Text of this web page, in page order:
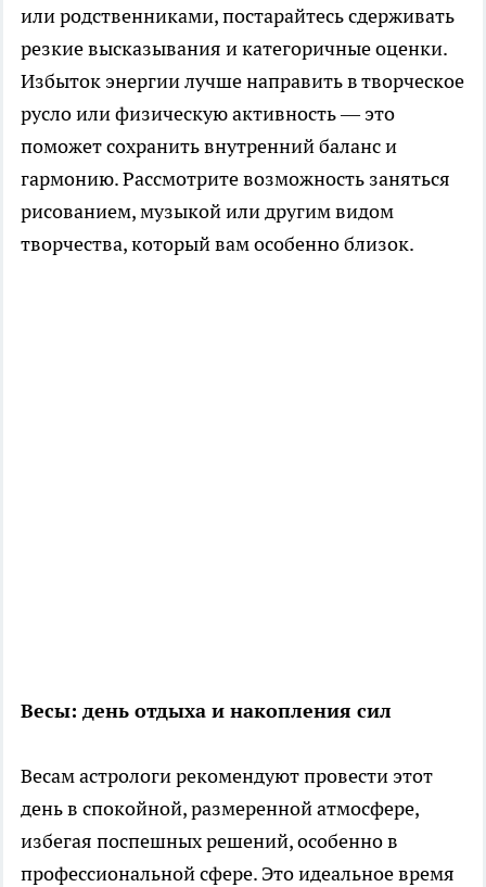
или родственниками, постарайтесь сдерживать
резкие высказывания и категоричные оценки.
Избыток энергии лучше направить в творческое
русло или физическую активность — это
поможет сохранить внутренний баланс и
гармонию. Рассмотрите возможность заняться
рисованием, музыкой или другим видом
творчества, который вам особенно близок.
Весы: день отдыха и накопления сил
Весам астрологи рекомендуют провести этот
день в спокойной, размеренной атмосфере,
избегая поспешных решений, особенно в
профессиональной сфере. Это идеальное время